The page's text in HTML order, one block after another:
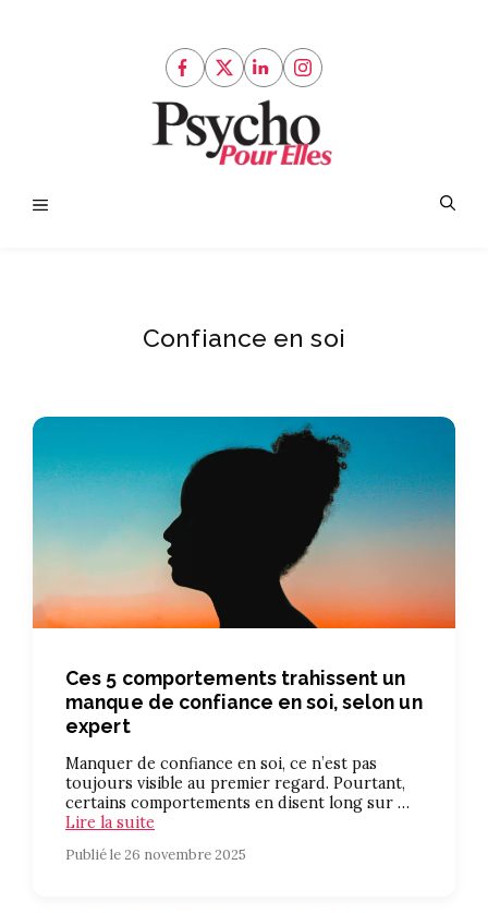
Confiance en soi
Ces 5 comportements trahissent un
manque de confiance en soi, selon un
expert
Manquer de confiance en soi, ce n’est pas
toujours visible au premier regard. Pourtant,
certains comportements en disent long sur …
Lire la suite
Publié le 26 novembre 2025